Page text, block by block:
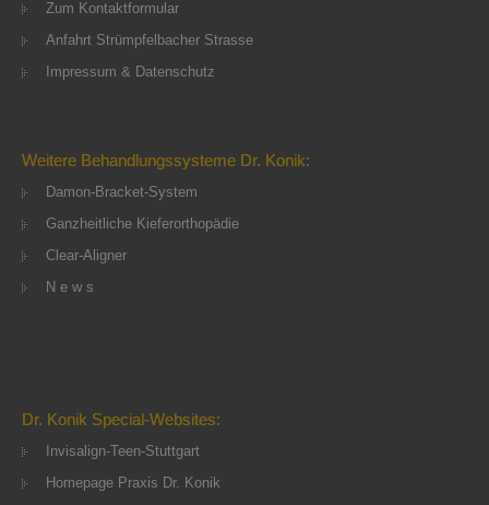
Zum Kontaktformular
Anfahrt Strümpfelbacher Strasse
Impressum & Datenschutz
Weitere Behandlungssysteme Dr. Konik:
Damon-Bracket-System
Ganzheitliche Kieferorthopädie
Clear-Aligner
N e w s
Dr. Konik Special-Websites:
Invisalign-Teen-Stuttgart
Homepage Praxis Dr. Konik